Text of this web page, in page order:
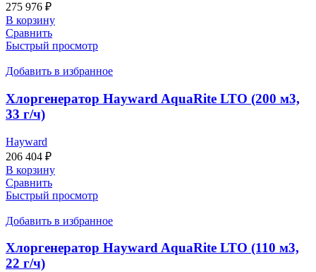
275 976 ₽
В корзину
Сравнить
Быстрый просмотр
Добавить в избранное
Хлоргенератор Hayward AquaRite LTO (200 м3,
33 г/ч)
Hayward
206 404 ₽
В корзину
Сравнить
Быстрый просмотр
Добавить в избранное
Хлоргенератор Hayward AquaRite LTO (110 м3,
22 г/ч)